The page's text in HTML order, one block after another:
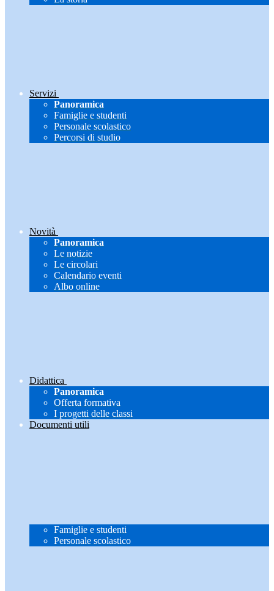
Servizi
Panoramica
Famiglie e studenti
Personale scolastico
Percorsi di studio
Novità
Panoramica
Le notizie
Le circolari
Calendario eventi
Albo online
Didattica
Panoramica
Offerta formativa
I progetti delle classi
Documenti utili
Famiglie e studenti
Personale scolastico